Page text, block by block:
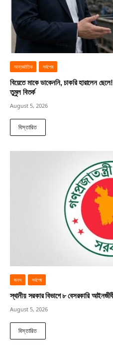
আন্তর্জাতিক সর্বশেষ
বিয়েতে মাকে ডাকেননি, চাকরি হারালেন
তুমুল বিতর্ক
August 5, 2026
বিস্তারিত
জবস সর্বশেষ
স্থানীয় সরকার বিভাগে ৮ বেসরকারি
August 5, 2026
বিস্তারিত